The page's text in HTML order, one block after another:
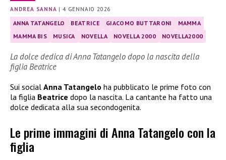
ANDREA SANNA |4 GENNAIO 2026
ANNA TATANGELO BEATRICE GIACOMO BUTTARONI
MAMMA
MAMMA BIS
MUSICA NOVELLA NOVELLA 2000 NOVELLA2000
La dolce dedica di Anna Tatangelo dopo la nascita della
figlia Beatrice
Sui social Anna Tatangelo ha pubblicato le prime foto con
la figlia Beatrice dopo la nascita. La cantante ha fatto una
dolce dedicata alla sua secondogenita.
Le prime immagini di Anna Tatangelo con la
figlia